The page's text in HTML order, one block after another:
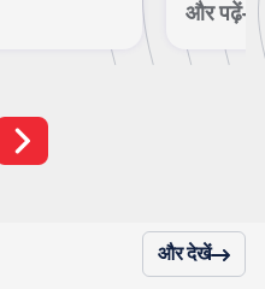
और देखें